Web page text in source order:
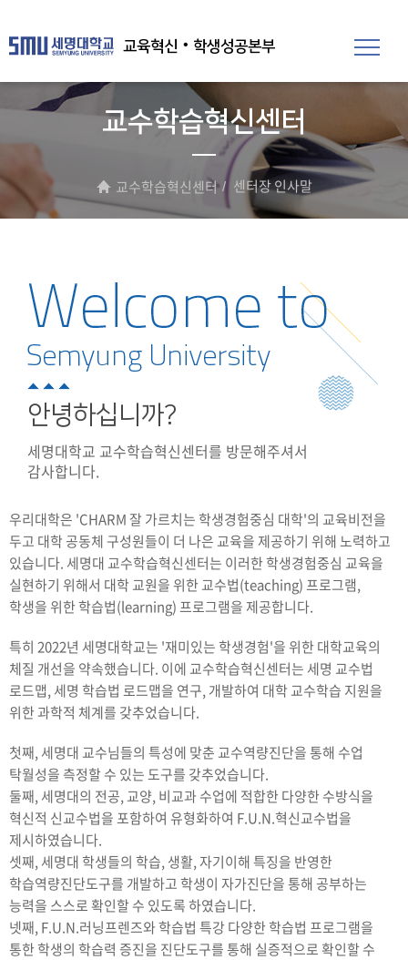
교육혁신‧학생성공본부
교수학습혁신센터
교수학습혁신센터 센터장 인사말
안녕하십니까?
세명대학교 교수학습혁신센터를 방문해주셔서
감사합니다.
우리대학은 'CHARM 잘 가르치는 학생경험중심 대학'의 교육비전을
두고 대학 공동체 구성원들이 더 나은 교육을 제공하기 위해 노력하고
있습니다. 세명대 교수학습혁신센터는 이러한 학생경험중심 교육을
실현하기 위해서 대학 교원을 위한 교수법(teaching) 프로그램,
학생을 위한 학습법(learning) 프로그램을 제공합니다.
특히 2022년 세명대학교는 '재미있는 학생경험'을 위한 대학교육의
체질 개선을 약속했습니다. 이에 교수학습혁신센터는 세명 교수법
로드맵, 세명 학습법 로드맵을 연구, 개발하여 대학 교수학습 지원을
위한 과학적 체계를 갖추었습니다.
첫째, 세명대 교수님들의 특성에 맞춘 교수역량진단을 통해 수업
탁월성을 측정할 수 있는 도구를 갖추었습니다.
둘째, 세명대의 전공, 교양, 비교과 수업에 적합한 다양한 수방식을
혁신적 신교수법을 포함하여 유형화하여 F.U.N.혁신교수법을
제시하였습니다.
셋째, 세명대 학생들의 학습, 생활, 자기이해 특징을 반영한
학습역량진단도구를 개발하고 학생이 자가진단을 통해 공부하는
능력을 스스로 확인할 수 있도록 하였습니다.
넷째, F.U.N.러닝프렌즈와 학습법 특강 다양한 학습법 프로그램을
통한 학생의 학습력 증진을 진단도구를 통해 실증적으로 확인할 수